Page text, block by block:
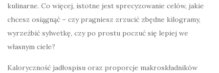
kulinarne. Co więcej, istotne jest sprecyzowanie celów, jakie
chcesz osiągnąć – czy pragniesz zrzucić zbędne kilogramy,
wyrzeźbić sylwetkę, czy po prostu poczuć się lepiej we
własnym ciele?
Kaloryczność jadłospisu oraz proporcje makroskładników